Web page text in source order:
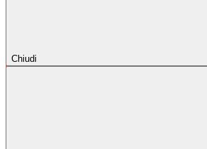
Chiudi